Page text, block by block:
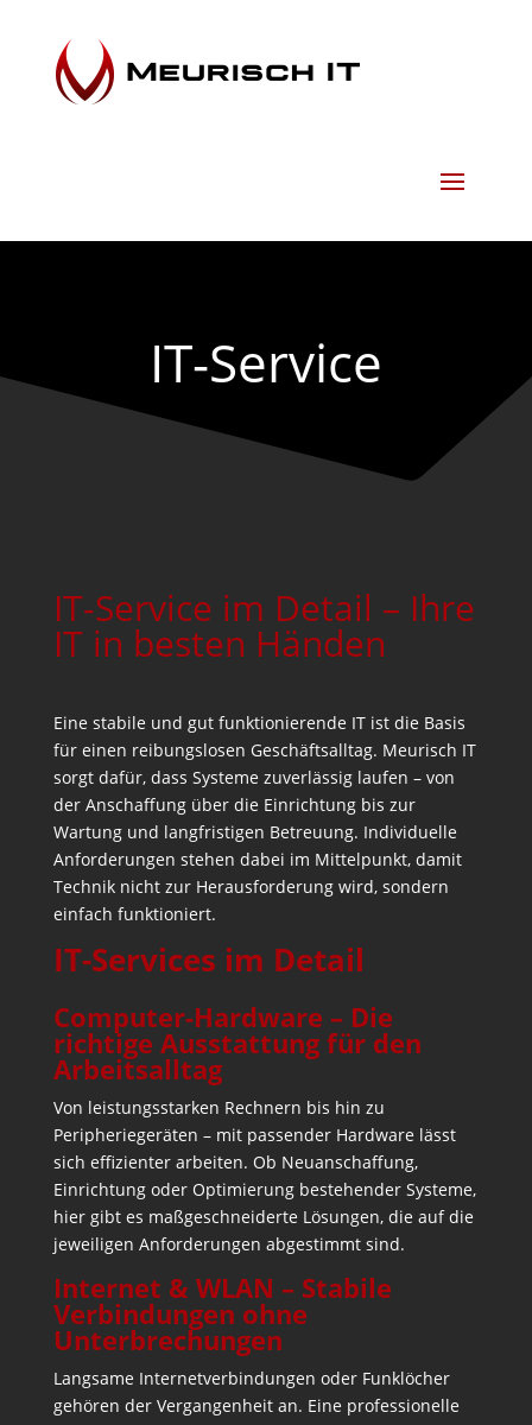
IT-Service
IT-Service im Detail – Ihre
IT in besten Händen
Eine stabile und gut funktionierende IT ist die Basis
für einen reibungslosen Geschäftsalltag. Meurisch IT
sorgt dafür, dass Systeme zuverlässig laufen – von
der Anschaffung über die Einrichtung bis zur
Wartung und langfristigen Betreuung. Individuelle
Anforderungen stehen dabei im Mittelpunkt, damit
Technik nicht zur Herausforderung wird, sondern
einfach funktioniert.
IT-Services im Detail
Computer-Hardware – Die
richtige Ausstattung für den
Arbeitsalltag
Von leistungsstarken Rechnern bis hin zu
Peripheriegeräten – mit passender Hardware lässt
sich effizienter arbeiten. Ob Neuanschaffung,
Einrichtung oder Optimierung bestehender Systeme,
hier gibt es maßgeschneiderte Lösungen, die auf die
jeweiligen Anforderungen abgestimmt sind.
Internet & WLAN – Stabile
Verbindungen ohne
Unterbrechungen
Langsame Internetverbindungen oder Funklöcher
gehören der Vergangenheit an. Eine professionelle